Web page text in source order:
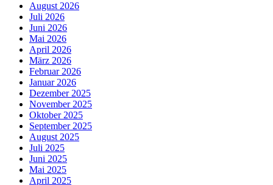
August 2026
Juli 2026
Juni 2026
Mai 2026
April 2026
März 2026
Februar 2026
Januar 2026
Dezember 2025
November 2025
Oktober 2025
September 2025
August 2025
Juli 2025
Juni 2025
Mai 2025
April 2025